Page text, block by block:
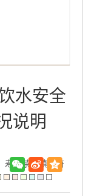
水安全
说明
寿县茶庵镇政府